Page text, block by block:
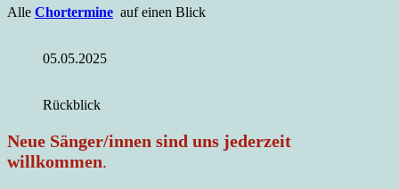
Alle Chortermine auf einen Blick
05.05.2025
Rückblick
Neue Sänger/innen sind uns jederzeit
willkommen.